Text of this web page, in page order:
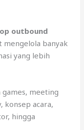
outbound
mengelola banyak
yang lebih
meeting
konsep acara,
hingga